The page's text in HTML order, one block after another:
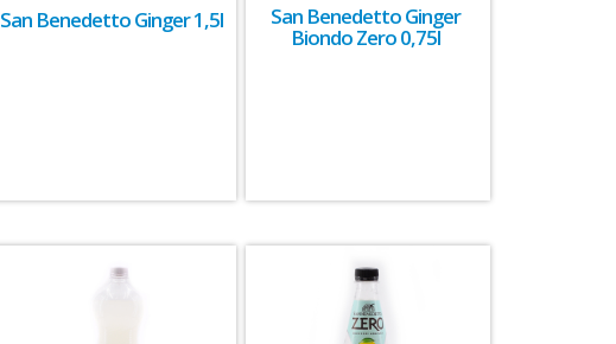
San Benedetto Ginger 1,5l San Benedetto Ginger
Biondo Zero 0,75l